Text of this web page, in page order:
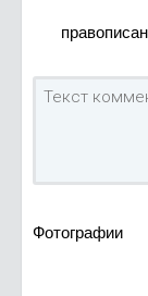
Фотографии